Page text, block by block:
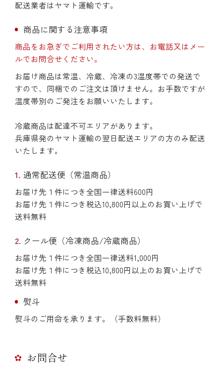
配送業者はヤマト運輸です。
商品に関する注意事項
商品をお急ぎでご利用されたい方は、お電話又はメー
ルでお問合せください。
お届け商品は常温、冷蔵、冷凍の3温度帯での発送で
すので、同梱でのご注文は頂けません。お手数ですが
温度帯別のご発注をお願いいたします。
冷蔵商品は配達不可エリアがあります。
兵庫県発のヤマト運輸の翌日配送エリアの方のみ配送
いたします。
通常配送便（常温商品）
お届け先１件につき全国一律送料600円
お届け先１件につき税込10,800円以上のお買い上げで
送料無料
クール便（冷凍商品/冷蔵商品）
お届け先１件につき全国一律送料1,000円
お届け先１件につき税込10,800円以上のお買い上げで
送料無料
熨斗
熨斗のご用命を承ります。（手数料無料）
お問合せ